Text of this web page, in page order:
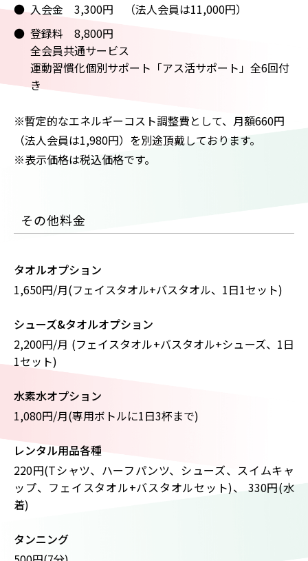
入会金 3,300円 （法人会員は11,000円）
登録料 8,800円
全会員共通サービス
運動習慣化個別サポート「アス活サポート」全6回付
き
※暫定的なエネルギーコスト調整費として、⽉額660円
（法⼈会員は1,980円）を別途頂戴しております。
※表示価格は税込価格です。
その他料金
タオルオプション
1,650円/月(フェイスタオル+バスタオル、1日1セット)
シューズ&タオルオプション
2,200円/月 (フェイスタオル+バスタオル+シューズ、1日
1セット)
水素水オプション
1,080円/月(専用ボトルに1日3杯まで)
レンタル用品各種
220円(Tシャツ、ハーフパンツ、シューズ、スイムキャ
ップ、フェイスタオル+バスタオルセット)、 330円(水
着)
タンニング